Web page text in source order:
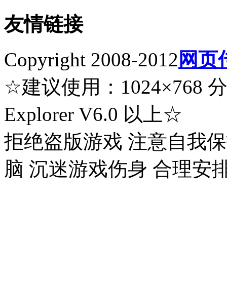
友情链接
Copyright 2008-2012 网页
☆建议使用：1024×768
Explorer V6.0 以上☆
拒绝盗版游戏 注意自我
脑 沉迷游戏伤身 合理安